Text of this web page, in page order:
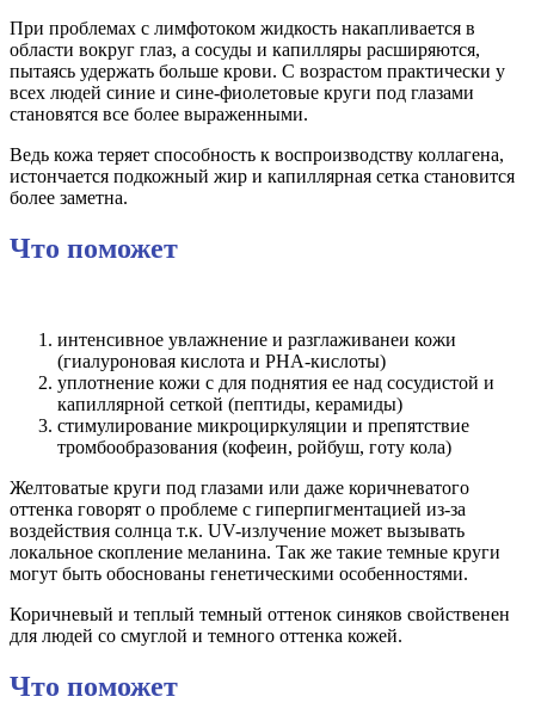
При проблемах с лимфотоком жидкость накапливается в
области вокруг глаз, а сосуды и капилляры расширяются,
пытаясь удержать больше крови. С возрастом практически у
всех людей синие и сине-фиолетовые круги под глазами
становятся все более выраженными.
Ведь кожа теряет способность к воспроизводству коллагена,
истончается подкожный жир и капиллярная сетка становится
более заметна.
Что поможет
интенсивное увлажнение и разглаживанеи кожи
(гиалуроновая кислота и PHA-кислоты)
уплотнение кожи с для поднятия ее над сосудистой и
капиллярной сеткой (пептиды, керамиды)
стимулирование микроциркуляции и препятствие
тромбообразования (кофеин, ройбуш, готу кола)
Желтоватые круги под глазами или даже коричневатого
оттенка говорят о проблеме с гиперпигментацией из-за
воздействия солнца т.к. UV-излучение может вызывать
локальное скопление меланина. Так же такие темные круги
могут быть обоснованы генетическими особенностями.
Коричневый и теплый темный оттенок синяков свойственен
для людей со смуглой и темного оттенка кожей.
Что поможет